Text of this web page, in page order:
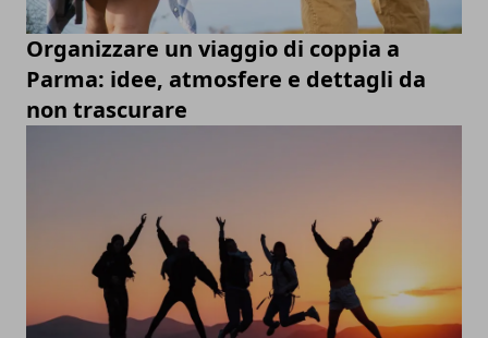
Organizzare un viaggio di coppia a
Parma: idee, atmosfere e dettagli da
non trascurare